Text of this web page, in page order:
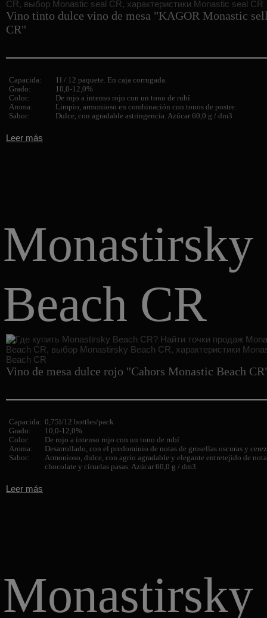
Vino tinto dulce vino de mesa "KAGOR Monastic
CR"
Capacida:
1l / 12 paquete. En caja corrugada.
Grado:
10,0-12,0%
Color:
De rojo a intenso rojo con un tono de rubí
Aroma:
Limpio, armonioso en combinación con tonos de postre.
Sabor:
Dulce, con agradable astringencia. Azúcar 60,0 g / dm3
Leer más
Monastirsky
Beach CR
Vino de mesa dulce rojo "Cahors Monastic Beach
Capacida: 0,75l/12 bottles/pack
Grado:
10,0-12,0%
Color:
De rojo a intenso rojo con un tono de rubí
Aroma:
Desarrollado, con el predominio de notas de grosellas oscuras y
Sabor:
Armonioso, dulce, con agrio agradable y elegante entretejido de
chocolate y ciruelas pasas. Azúcar 60,0 g / dm3.
Leer más
Monastirsky